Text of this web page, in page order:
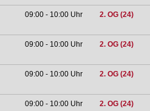
09:00 - 10:00 Uhr 2. OG (24)
09:00 - 10:00 Uhr 2. OG (24)
09:00 - 10:00 Uhr 2. OG (24)
09:00 - 10:00 Uhr 2. OG (24)